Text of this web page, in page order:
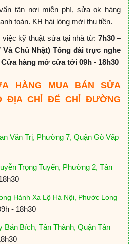
tận nơi miễn phí, sửa ok hàng
toán. KH hài lòng mới thu tiền.
việc kỹ thuật sửa tại nhà từ: 7h30 –
Và Chủ Nhật) Tổng đài trực nghe
hàng mở cửa tới 09h - 18h30
HÀNG MUA BÁN SỬA
ĐỊA CHỈ ĐỂ CHỈ ĐƯỜNG
Văn Trị, Phường 7, Quận Gò Vấp
Trọng Tuyển, Phường 2, Tân
Hành Xa Lộ Hà Nội, Phước Long
- 18h30
Bán Bích, Tân Thành, Quận Tân